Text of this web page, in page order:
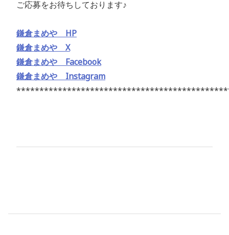
ご応募をお待ちしております♪
鎌倉まめや HP
鎌倉まめや X
鎌倉まめや Facebook
鎌倉まめや Instagram